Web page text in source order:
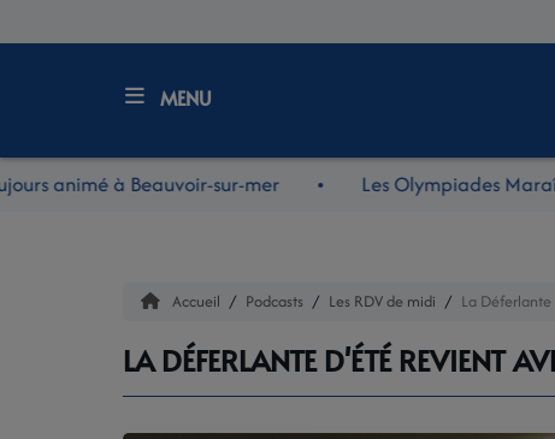
MENU
animé à Beauvoir-sur-mer Les Olympiades
Accueil Podcasts Les RDV de midi La
LA DÉFERLANTE D'ÉTÉ REVIENT